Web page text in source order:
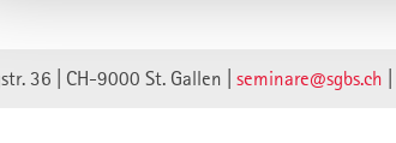
36 | CH-9000 St. Gallen | seminare@sgbs.ch